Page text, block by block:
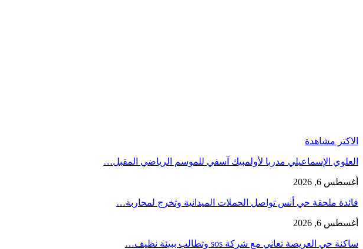
الاكتر مشاهدة
العلوي الإسماعيلي مدربا لأولمبيك آسفي للموسم الرياضي المقبل…
أغسطس 6, 2026
قائدة ملحقة حي أنس تواصل الحملات الميدانية وتخرج لمحاربة…
أغسطس 6, 2026
ساكنة حي العريصة تعاني مع شركة sos وتطالب ببيئة نظيف…